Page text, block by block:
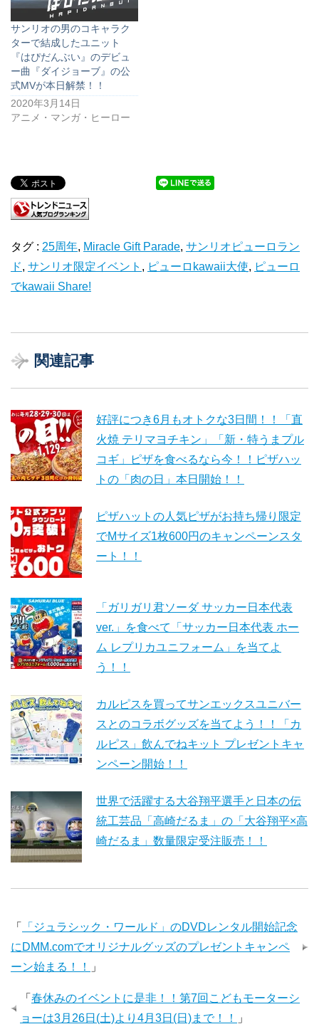
サンリオの男のコキャラク
ターで結成したユニット
『はぴだんぶい』のデビュ
ー曲『ダイジョーブ』の公
式MVが本日解禁！！
2020年3月14日
アニメ・マンガ・ヒーロー
タグ : 25周年, Miracle Gift Parade, サンリオピューロラン
ド, サンリオ限定イベント , ピューロkawaii大使, ピューロ
でkawaii Share!
関連記事
好評につき6月もオトクな3日間！！「直
火焼 テリマヨチキン」「新・特うまプル
コギ」ピザを食べるなら今！！ピザハッ
トの「肉の日」本日開始！！
ピザハットの人気ピザがお持ち帰り限定
でMサイズ1枚600円のキャンペーンスタ
ート！！
「ガリガリ君ソーダ サッカー日本代表
ver.」を食べて「サッカー日本代表 ホー
ム レプリカユニフォーム」を当てよ
う！！
カルピスを買ってサンエックスユニバー
スとのコラボグッズを当てよう！！「カ
ルピス」飲んでねキット プレゼントキャ
ンペーン開始！！
世界で活躍する大谷翔平選手と日本の伝
統工芸品「高崎だるま」の「大谷翔平×高
崎だるま」数量限定受注販売！！
「
「ジュラシック・ワールド」のDVDレンタル開始記念
にDMM.comでオリジナルグッズのプレゼントキャンペ
ーン始まる！！
」
「 春休みのイベントに是非！！第7回こどもモーターシ
ョーは3月26日(土)より4月3日(日)まで！！
」